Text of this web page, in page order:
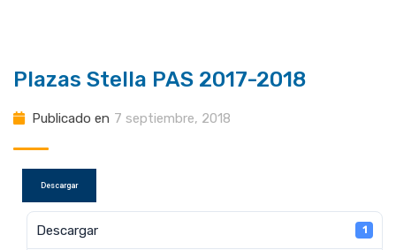
Plazas Stella PAS 2017-2018
Publicado en 7 septiembre, 2018
Descargar
Descargar 1